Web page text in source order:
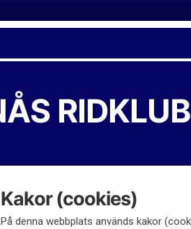
Kakor (cookies)
På denna webbplats används kakor